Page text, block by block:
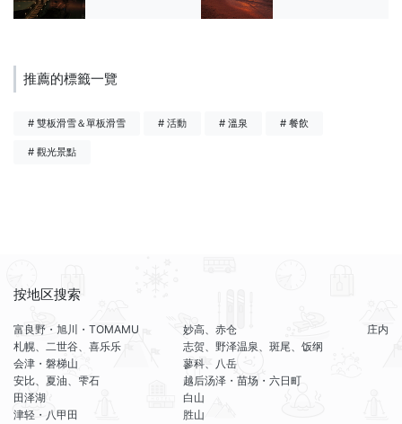
推薦的標籤一覽
# 雙板滑雪＆單板滑雪 # 活動 # 溫泉 # 餐飲
# 觀光景點
按地区搜索
富良野・旭川・TOMAMU
札幌、二世谷、喜乐乐
会津・磐梯山
安比、夏油、雫石
田泽湖
津轻・八甲田
妙高、赤仓
志贺、野泽温泉、斑尾、饭纲
蓼科、八岳
越后汤泽・苗场・六日町
白山
胜山
庄内